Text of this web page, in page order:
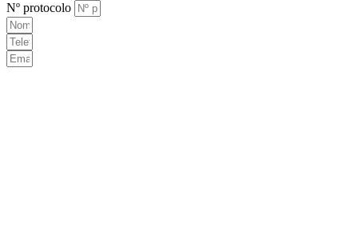
Nº protocolo